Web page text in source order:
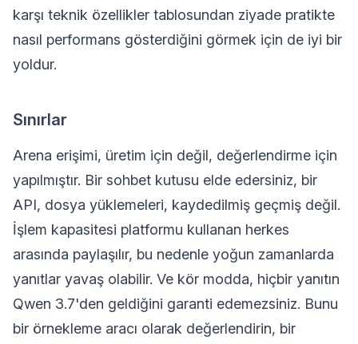
karşı teknik özellikler tablosundan ziyade pratikte
nasıl performans gösterdiğini görmek için de iyi bir
yoldur.
Sınırlar
Arena erişimi, üretim için değil, değerlendirme için
yapılmıştır. Bir sohbet kutusu elde edersiniz, bir
API, dosya yüklemeleri, kaydedilmiş geçmiş değil.
İşlem kapasitesi platformu kullanan herkes
arasında paylaşılır, bu nedenle yoğun zamanlarda
yanıtlar yavaş olabilir. Ve kör modda, hiçbir yanıtın
Qwen 3.7'den geldiğini garanti edemezsiniz. Bunu
bir örnekleme aracı olarak değerlendirin, bir